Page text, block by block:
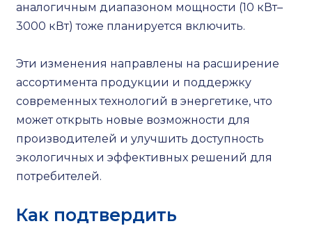
аналогичным диапазоном мощности (10 кВт–
3000 кВт) тоже планируется включить.
Эти изменения направлены на расширение
ассортимента продукции и поддержку
современных технологий в энергетике, что
может открыть новые возможности для
производителей и улучшить доступность
экологичных и эффективных решений для
потребителей.
Как подтвердить